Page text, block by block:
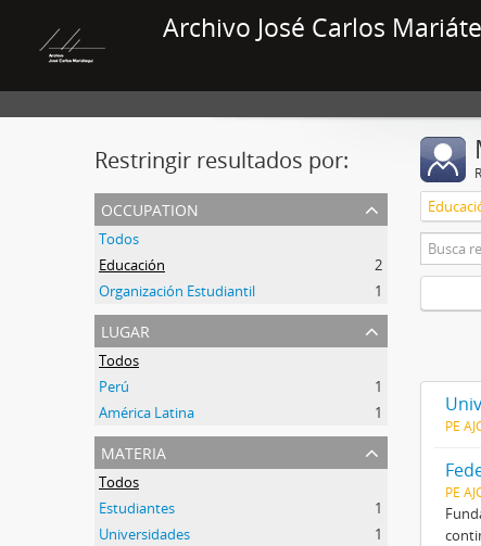
Archivo José Carlos
Restringir resultados por:
occupation
Todos
Educación
2
Organización Estudiantil
1
lugar
Todos
Perú
1
América Latina
1
materia
Todos
Estudiantes
1
Universidades
1
PE
PE